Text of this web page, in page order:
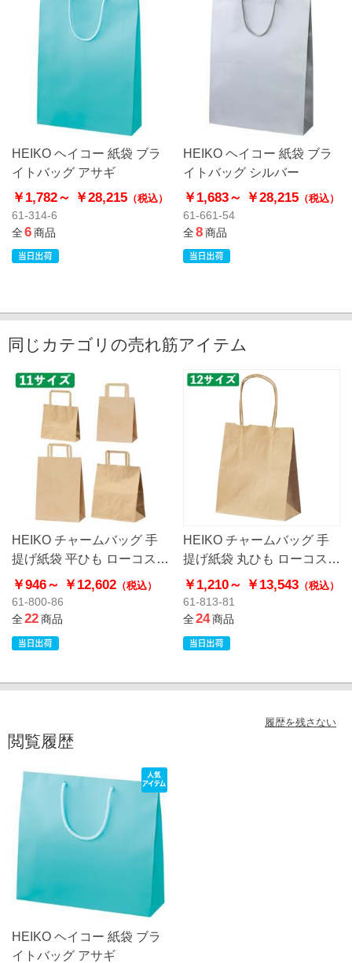
HEIKO ヘイコー 紙袋 ブラ
イトバッグ アサギ
￥1,782～ ￥28,215 （税込）
61-314-6
全6商品
HEIKO ヘイコー 紙袋 ブラ
イトバッグ シルバー
￥1,683～ ￥28,215（税込）
61-661-54
全8商品
同じカテゴリの売れ筋アイテム
HEIKO チャームバッグ 手
提げ紙袋 平ひも ローコスト
タイプ 茶無地
￥946～ ￥12,602 （税込）
61-800-86
全22商品
HEIKO チャームバッグ 手
提げ紙袋 丸ひも ローコスト
タイプ 茶無地
￥1,210～ ￥13,543（税込）
61-813-81
全24商品
履歴を残さない
閲覧履歴
HEIKO ヘイコー 紙袋 ブラ
イトバッグ アサギ